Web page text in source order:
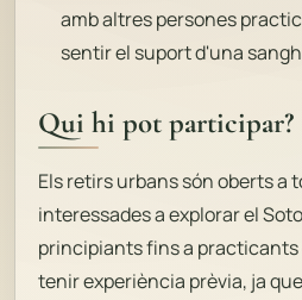
amb altres persones
sentir el suport d'una
Qui hi pot participar?
Els retirs urbans són oberts a
interessades a explorar el
principiants fins a
tenir experiència prèvia, ja